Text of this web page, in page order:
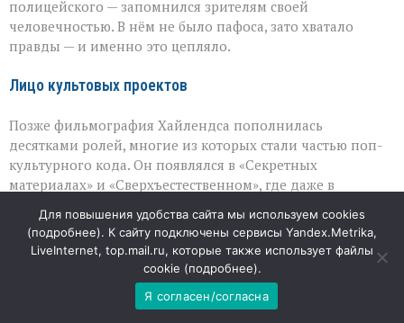
полицейского — запомнился зрителям своей
человечностью. В нём не было пафоса, зато хватало
правды — и именно это цепляло.
Лицо культовых проектов
Позже фильмография Хайлендса пополнилась
десятками ролей, многие из которых стали частью поп-
культурного кода. Он появлялся в «Секретных
материалах» и «Сверхъестественном», где даже в
Его участие в «Фарго» в третьем сезоне стало примером
того, как зрелый актёр может придать глубину и
весомость небольшой, но поворотной роли. В «Звёздных
вратах: SG‑1» и «Полиции Нью‑Йорка» он всякий раз
находил свой тон — то сдержанно-жёсткий, то
Для повышения удобства сайта мы используем cookies
(подробнее). К сайту подключены сервисы Yandex.Metrika,
LiveInternet, top.mail.ru, которые также использует файлы
cookie (подробнее).
Я согласен/согласна